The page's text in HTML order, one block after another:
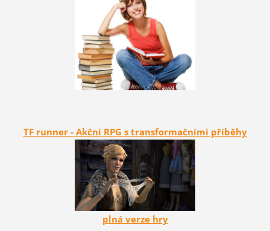
TF runner - Akční RPG s transformačními příběhy
plná verze hry